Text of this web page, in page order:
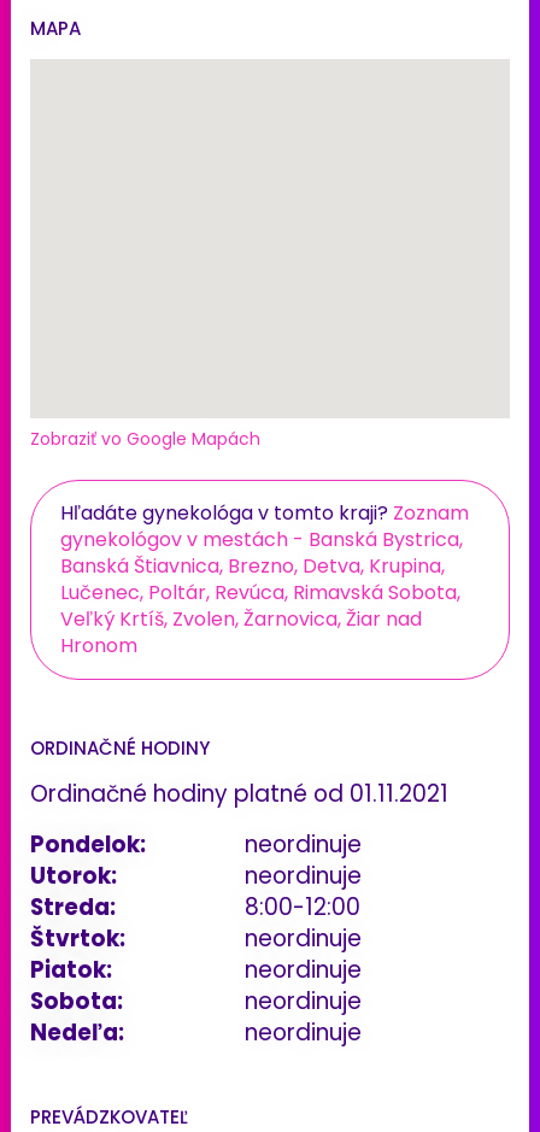
MAPA
Zobraziť vo Google Mapách
Hľadáte gynekológa v tomto kraji? Zoznam
gynekológov v mestách - Banská Bystrica,
Banská Štiavnica, Brezno, Detva, Krupina,
Lučenec, Poltár, Revúca, Rimavská Sobota,
Veľký Krtíš, Zvolen, Žarnovica, Žiar nad
Hronom
ORDINAČNÉ HODINY
Ordinačné hodiny platné od 01.11.2021
Pondelok:
neordinuje
Utorok:
neordinuje
Streda:
8:00-12:00
Štvrtok:
neordinuje
Piatok:
neordinuje
Sobota:
neordinuje
Nedeľa:
neordinuje
PREVÁDZKOVATEĽ